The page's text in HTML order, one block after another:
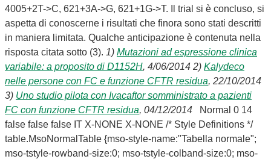
4005+2T->C, 621+3A->G, 621+1G->T. Il trial si è concluso, si
aspetta di conoscerne i risultati che finora sono stati descritti
in maniera limitata. Qualche anticipazione è contenuta nella
risposta citata sotto (3). 1) Mutazioni ad espressione clinica
variabile: a proposito di D1152H, 4/06/2014 2) Kalydeco
nelle persone con FC e funzione CFTR residua, 22/10/2014
3) Uno studio pilota con Ivacaftor somministrato a pazienti
FC con funzione CFTR residua, 04/12/2014
Normal 0 14
false false false IT X-NONE X-NONE /* Style Definitions */
table.MsoNormalTable {mso-style-name:"Tabella normale";
mso-tstyle-rowband-size:0; mso-tstyle-colband-size:0; mso-